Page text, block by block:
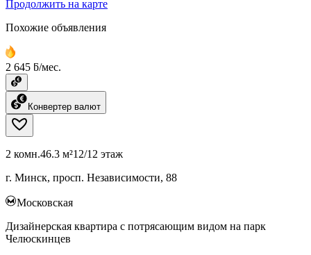
Продолжить на карте
Похожие объявления
2 645 ƃ/мес.
Конвертер валют
2 комн.46.3 м²12/12 этаж
г. Минск, просп. Независимости, 88
Московская
Дизайнерская квартира с потрясающим видом на парк
Челюскинцев